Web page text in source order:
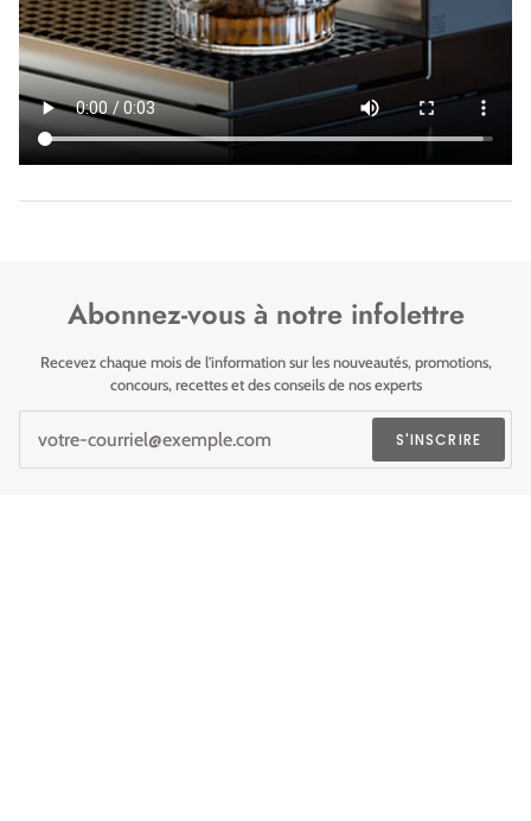
Abonnez-vous à notre infolettre
Recevez chaque mois de l'information sur les nouveautés, promotions,
concours, recettes et des conseils de nos experts
S'INSCRIRE